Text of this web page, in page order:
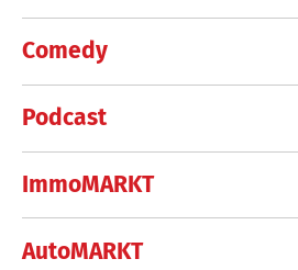
Comedy
Podcast
ImmoMARKT
AutoMARKT